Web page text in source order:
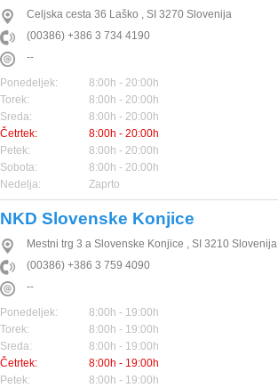
Celjska cesta 36 Laško , SI 3270 Slovenija
(00386) +386 3 734 4190
--
Ponedeljek:
8:00h - 20:00h
Torek:
8:00h - 20:00h
Sreda:
8:00h - 20:00h
Četrtek:
8:00h - 20:00h
Petek:
8:00h - 20:00h
Sobota:
8:00h - 20:00h
Nedelja:
Zaprto
NKD Slovenske Konjice
Mestni trg 3 a Slovenske Konjice , SI 3210 Slovenija
(00386) +386 3 759 4090
--
Ponedeljek:
8:00h - 19:00h
Torek:
8:00h - 19:00h
Sreda:
8:00h - 19:00h
Četrtek:
8:00h - 19:00h
Petek:
8:00h - 19:00h